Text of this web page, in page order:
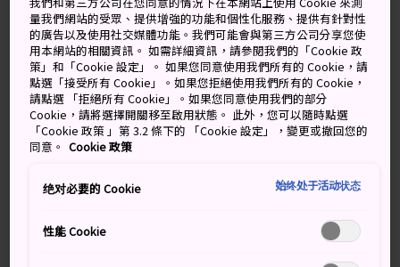
山邊道位於奈良盆地東部邊緣，是日本文字記載中最古老
的道路。它屬於新海道（新海道的起點位於江戶，也就是
現在的東京）的一部分，蜿蜒穿過一片散落著天皇陵墓和
被遺忘的寺廟廢墟的土地。
山邊道道路平緩，適宜遠足，能讓你近距離感受日本的農
村生活。一路上你會遇到友善的當地人，還有無人看管的
萬勿錯過
量我們網站的受眾、提供增強的功能和個性化服務、提供有針對性
的廣告以及使用社交媒體功能。我們可能會與第三方公司分享您使
用本網站的相關資訊。 如需詳細資訊，請參閱我們的「Cookie 政
策」和「Cookie 設定」。 如果您同意使用我們所有的 Cookie，請
點選「接受所有 Cookie」。如果您拒絕使用我們所有的 Cookie，
請點選 「拒絕所有 Cookie」。如果您同意使用我們的部分
Cookie，請將選擇開關移至啟用狀態。 此外，您可以隨時點選
「Cookie 政策 」第 3.2 條下的 「Cookie 設定」，變更或撤回您的
同意。 Cookie 政策
绝对必要的 Cookie 始终处于活动状态
性能 Cookie